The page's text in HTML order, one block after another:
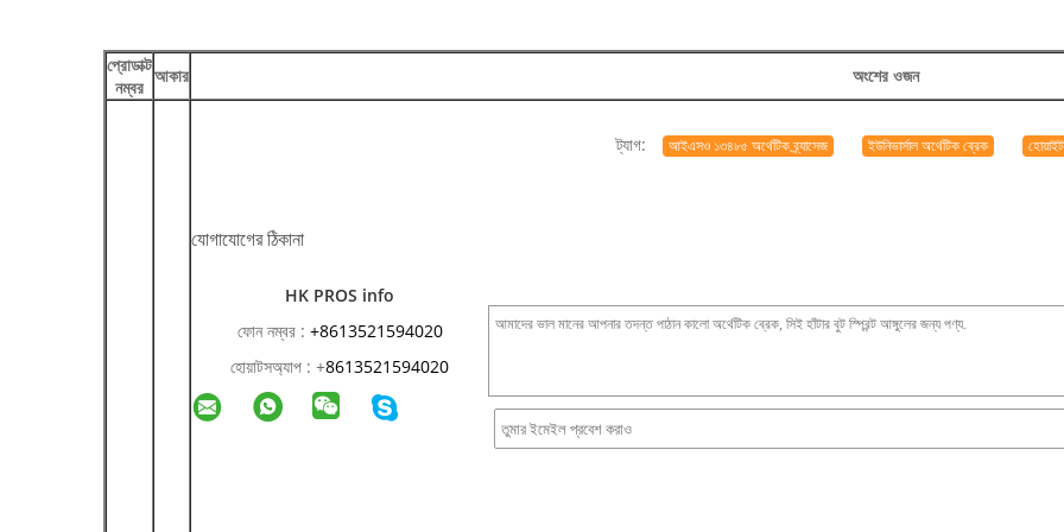
প্রোডাক্ট
নম্বর
আকার অংশের ওজন
ট্যাগ: আইএসও ১৩৪৮৫ অর্থেটিক ব্র্যাসেজ ইউনিভার্সাল অর্থেটিক ব্রেক
যোগাযোগের ঠিকানা
HK PROS info
ফোন নম্বর : +8613521594020
হোয়াটসঅ্যাপ : +8613521594020